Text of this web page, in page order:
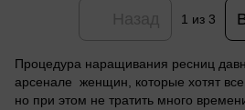
1 из 3
Процедура наращивания ресниц
арсенале женщин, которые хотят
но при этом не тратить много